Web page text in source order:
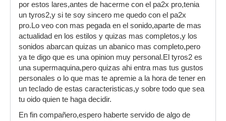
por estos lares,antes de hacerme con el pa2x pro,tenia
un tyros2,y si te soy sincero me quedo con el pa2x
pro.Lo veo con mas pegada en el sonido,aparte de mas
actualidad en los estilos y quizas mas completos,y los
sonidos abarcan quizas un abanico mas completo,pero
ya te digo que es una opinion muy personal.El tyros2 es
una supermaquina,pero quizas ahi entra mas tus gustos
personales o lo que mas te apremie a la hora de tener en
un teclado de estas caracteristicas,y sobre todo que sea
tu oido quien te haga decidir.
En fin compañero,espero haberte servido de algo de